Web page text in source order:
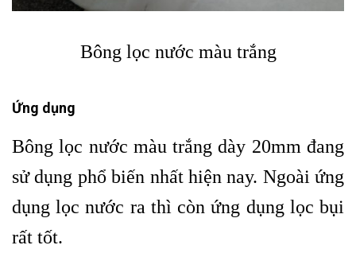
Bông lọc nước màu trắng
Ứng dụng
Bông lọc nước màu trắng dày 20mm đang
sử dụng phổ biến nhất hiện nay. Ngoài ứng
dụng lọc nước ra thì còn ứng dụng lọc bụi
rất tốt.